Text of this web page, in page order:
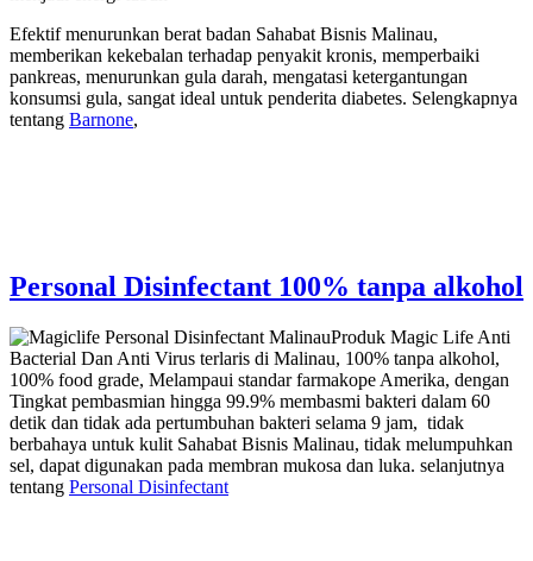
Efektif menurunkan berat badan Sahabat Bisnis Malinau,
memberikan kekebalan terhadap penyakit kronis, memperbaiki
pankreas, menurunkan gula darah, mengatasi ketergantungan
konsumsi gula, sangat ideal untuk penderita diabetes. Selengkapnya
tentang Barnone,
Personal Disinfectant 100% tanpa alkohol
Produk Magic Life Anti
Bacterial Dan Anti Virus terlaris di Malinau, 100% tanpa alkohol,
100% food grade, Melampaui standar farmakope Amerika, dengan
Tingkat pembasmian hingga 99.9% membasmi bakteri dalam 60
detik dan tidak ada pertumbuhan bakteri selama 9 jam, tidak
berbahaya untuk kulit Sahabat Bisnis Malinau, tidak melumpuhkan
sel, dapat digunakan pada membran mukosa dan luka. selanjutnya
tentang Personal Disinfectant